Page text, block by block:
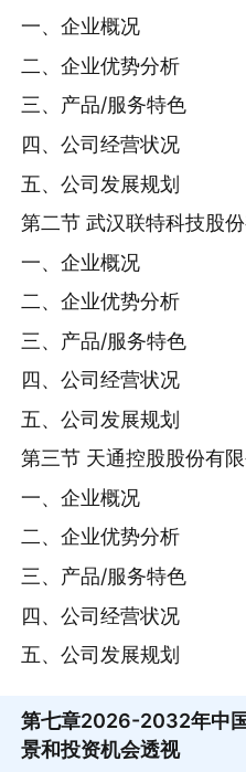
一、企业概况
二、企业优势分析
三、产品/服务特色
四、公司经营状况
五、公司发展规划
第二节 武汉联特科技股
一、企业概况
二、企业优势分析
三、产品/服务特色
四、公司经营状况
五、公司发展规划
第三节 天通控股股份有限
一、企业概况
二、企业优势分析
三、产品/服务特色
四、公司经营状况
五、公司发展规划
第七章2026-2032年中
景和投资机会透视